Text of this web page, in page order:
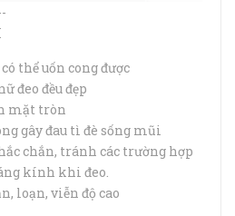
thể uốn cong được
đeo đều đẹp
mặt tròn
gây đau tì đè sống mũi
chắn, tránh các trường hợp
kính khi đeo.
loạn, viễn độ cao